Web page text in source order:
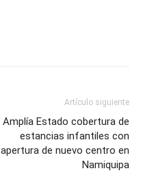
Artículo siguiente
Amplía Estado cobertura de
estancias infantiles con
apertura de nuevo centro en
Namiquipa